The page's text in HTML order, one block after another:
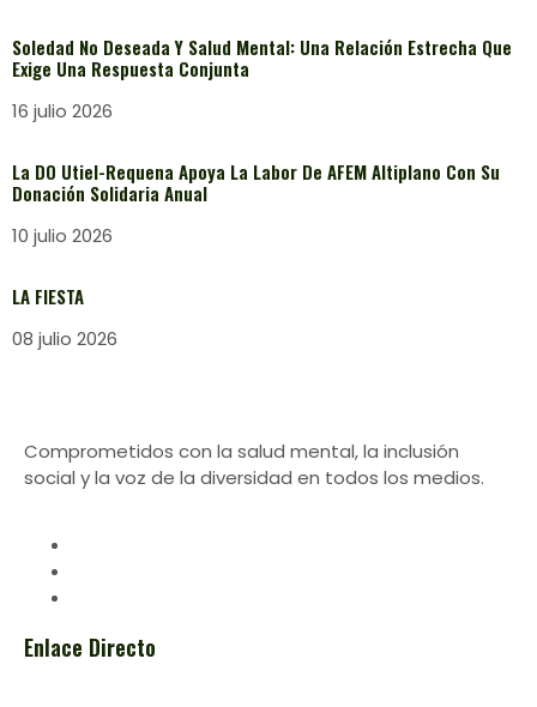
Soledad No Deseada Y Salud Mental: Una Relación Estrecha Que
Exige Una Respuesta Conjunta
16 julio 2026
La DO Utiel-Requena Apoya La Labor De AFEM Altiplano Con Su
Donación Solidaria Anual
10 julio 2026
LA FIESTA
08 julio 2026
Comprometidos con la salud mental, la inclusión
social y la voz de la diversidad en todos los medios.
Enlace Directo